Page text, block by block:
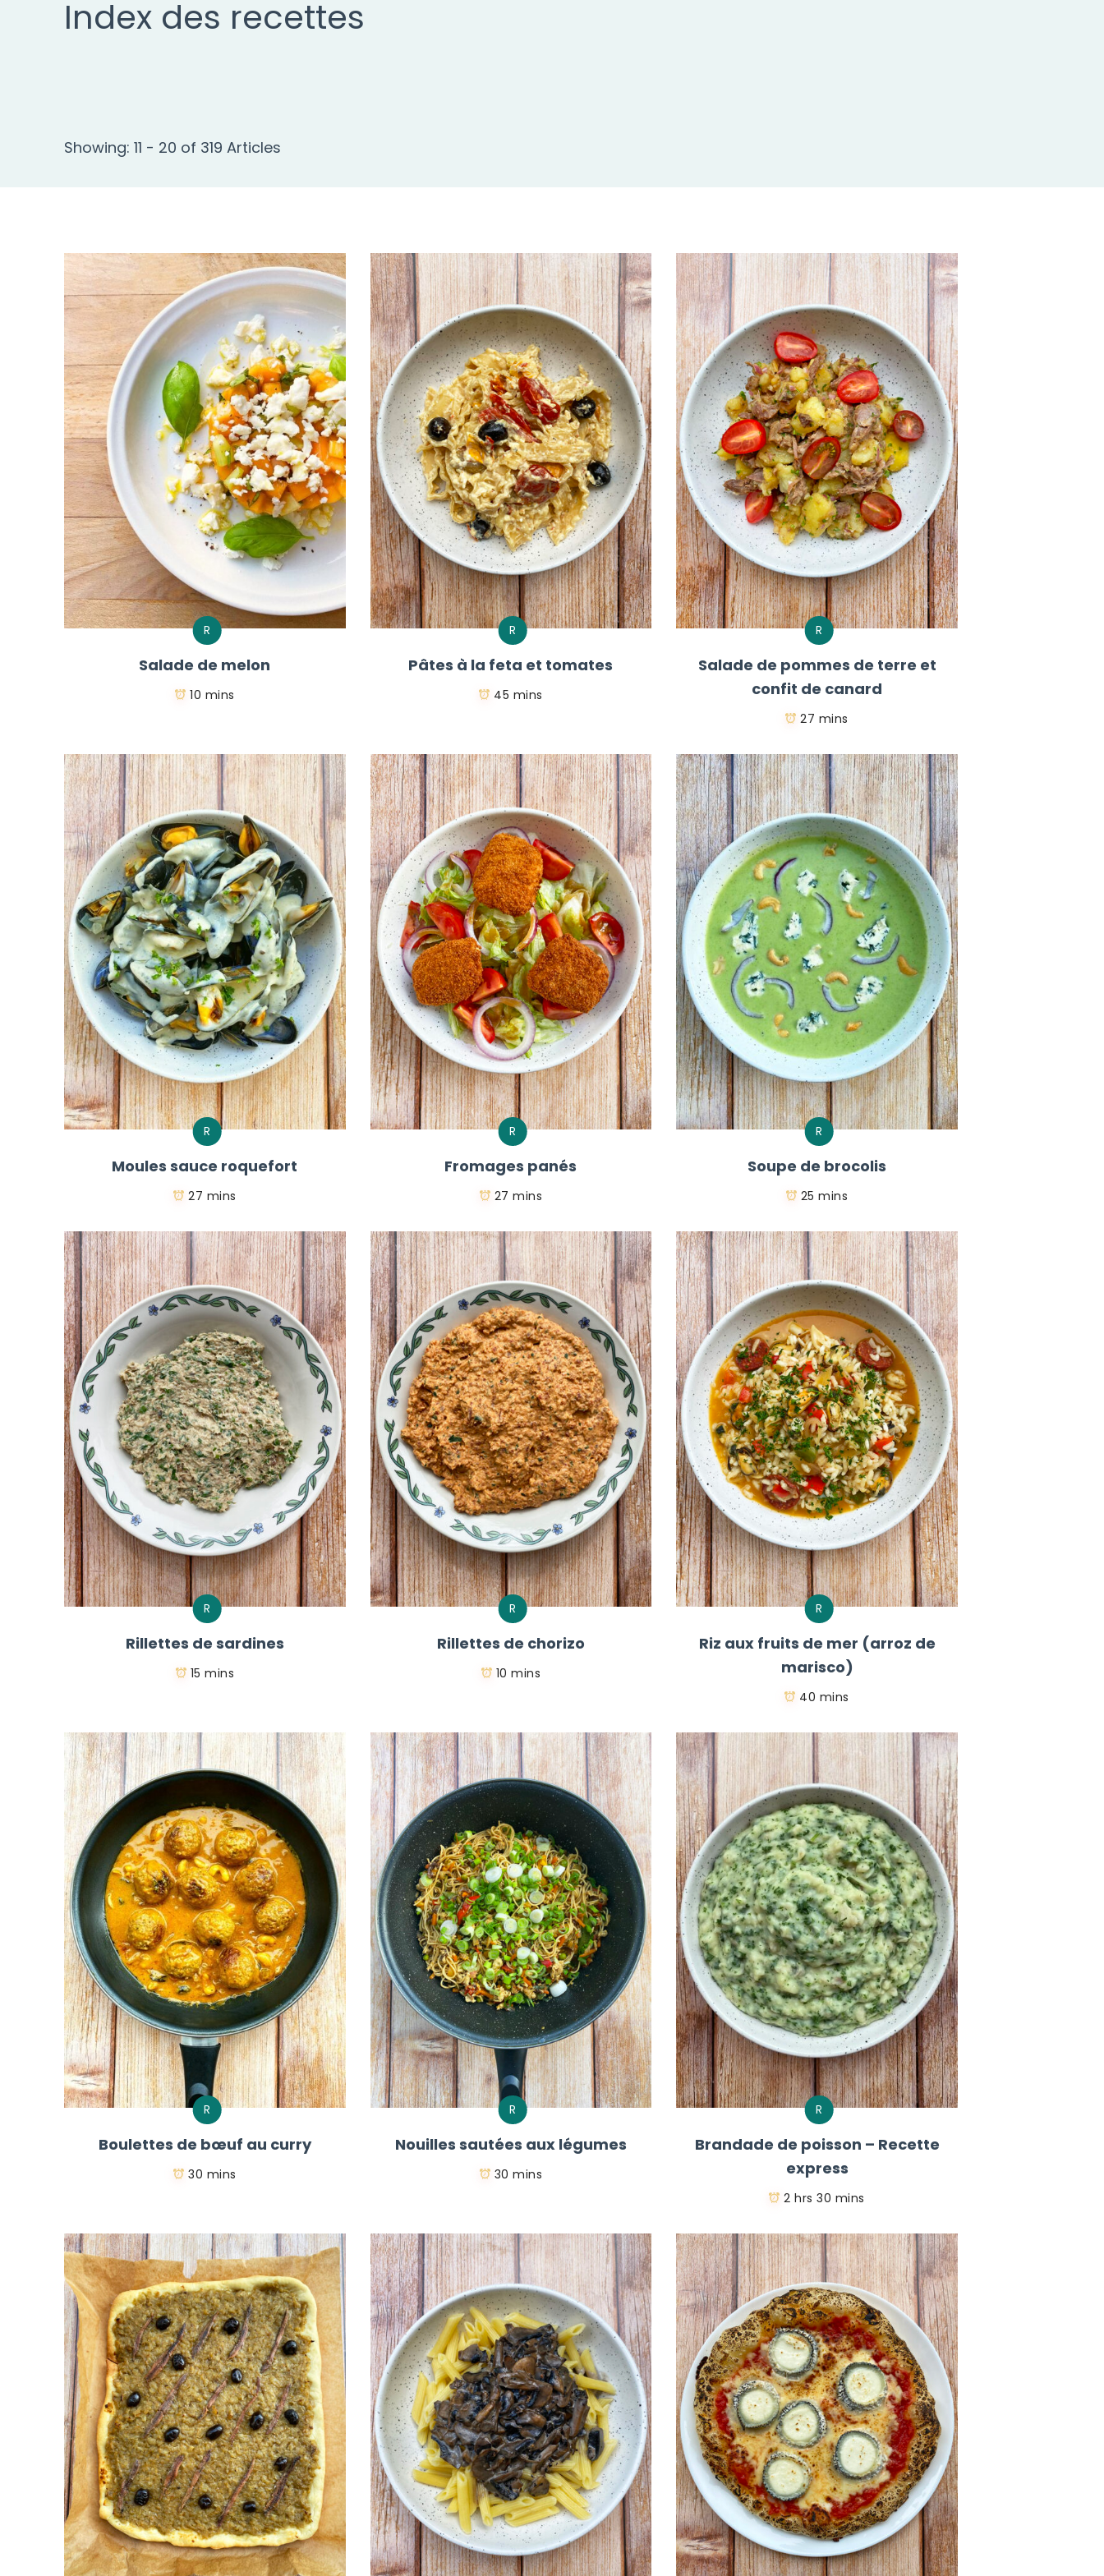
Index des recettes
Showing: 11 - 20 of 319 Articles
R
Salade de melon
10 mins
R
Pâtes à la feta et tomates
45 mins
R
Salade de pommes de terre et
confit de canard
27 mins
R
Moules sauce roquefort
27 mins
R
Fromages panés
27 mins
R
Soupe de brocolis
25 mins
R
Rillettes de sardines
15 mins
R
Rillettes de chorizo
10 mins
R
Riz aux fruits de mer (arroz de
marisco)
40 mins
R
Boulettes de bœuf au curry
30 mins
R
Nouilles sautées aux légumes
30 mins
R
Brandade de poisson – Recette
express
2 hrs 30 mins